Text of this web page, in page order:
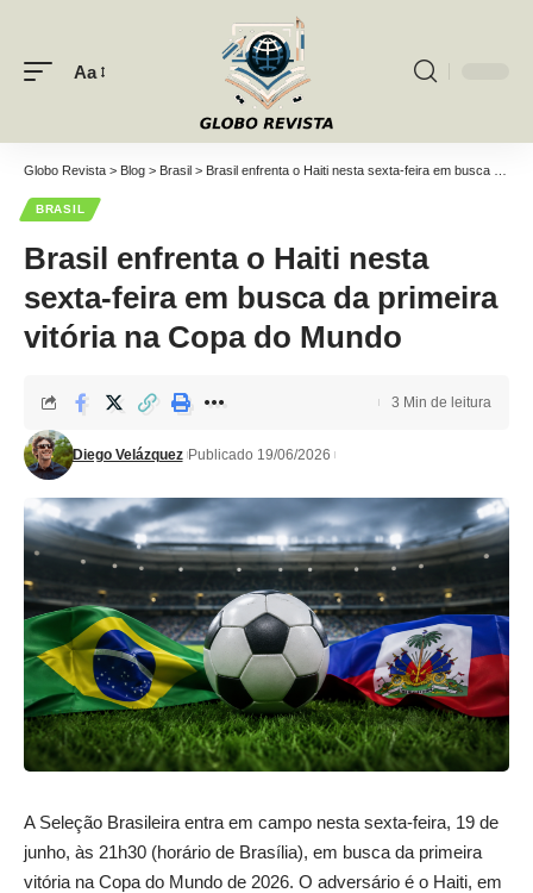
Font
Aa
Globo Revista > Blog > Brasil > Brasil enfrenta o Haiti nesta sexta-feira em busca da primeira vitória na Copa do Mundo
BRASIL
Brasil enfrenta o Haiti nesta
sexta-feira em busca da primeira
vitória na Copa do Mundo
Diego Velázquez Publicado 19/06/2026
3 Min de leitura
A Seleção Brasileira entra em campo nesta sexta-feira, 19 de
junho, às 21h30 (horário de Brasília), em busca da primeira
vitória na Copa do Mundo de 2026. O adversário é o Haiti, em